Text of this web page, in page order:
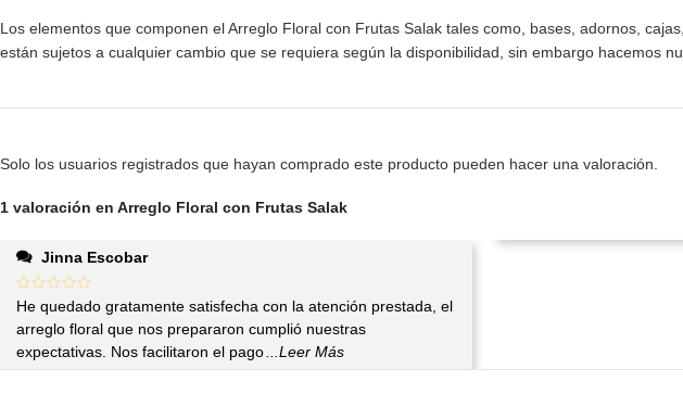
Los elementos que componen el Arreglo Floral con Frutas Salak tales como, bases, adornos,
están sujetos a cualquier cambio que se requiera según la disponibilidad, sin embargo hacemos
1 valoración en Arreglo Floral con Frutas Salak
Jinna Escobar
He quedado gratamente satisfecha con la atención prestada, el
arreglo floral que nos prepararon cumplió nuestras
expectativas. Nos facilitaron el pago
...Leer Más
Solo los usuarios registrados que hayan comprado este producto pueden hacer una valoración.